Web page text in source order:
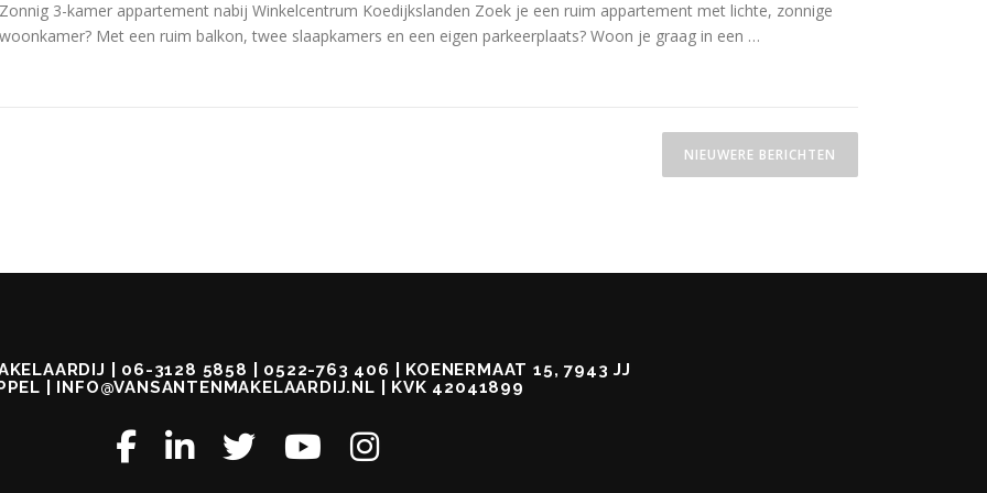
Zonnig 3-kamer appartement nabij Winkelcentrum Koedijkslanden Zoek je een ruim appartement met lichte, zonnige
woonkamer? Met een ruim balkon, twee slaapkamers en een eigen parkeerplaats? Woon je graag in een …
NIEUWERE BERICHTEN
| 06-3128 5858 | 0522-763 406 | KOENERMAAT 15, 7943 JJ
| INFO@VANSANTENMAKELAARDIJ.NL | KVK 42041899